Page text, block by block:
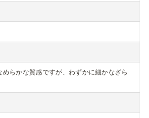
めらかな質感ですが、わずかに細かなざら